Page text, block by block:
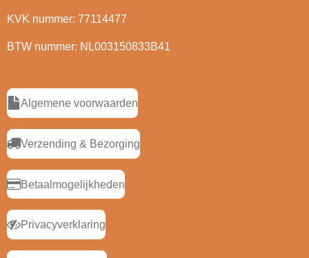
KVK nummer: 77114477
BTW nummer: NL003150833B41
Algemene voorwaarden
Verzending & Bezorging
Betaalmogelijkheden
Privacyverklaring